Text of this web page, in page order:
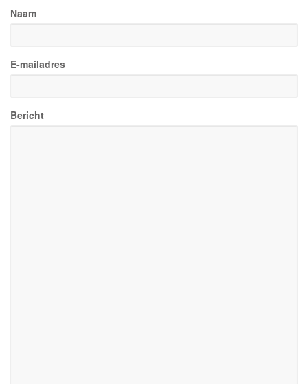
Naam
E-mailadres
Bericht